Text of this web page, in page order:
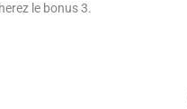
le bonus 3.